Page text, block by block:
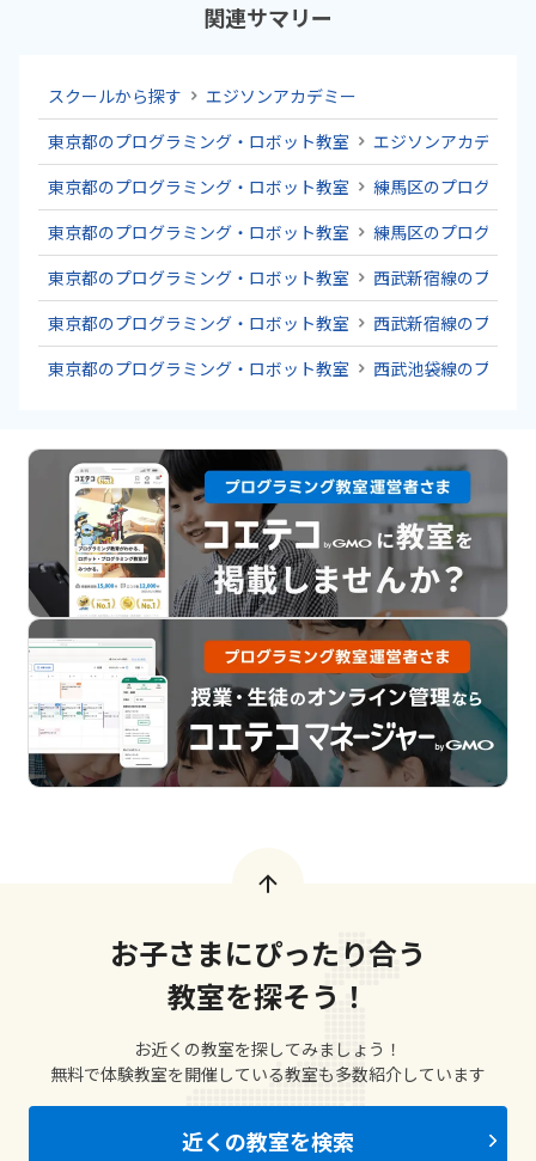
関連サマリー
スクールから探す
エジソンアカデミー
東京都のプログラミング・ロボット教室
エジソンアカデミー
東京都のプログラミング・ロボット教室
練馬区のプログラミ
東京都のプログラミング・ロボット教室
練馬区のプログラミ
東京都のプログラミング・ロボット教室
西武新宿線のプログ
東京都のプログラミング・ロボット教室
西武新宿線のプログ
東京都のプログラミング・ロボット教室
西武池袋線のプログ
お子さまにぴったり合う
教室を探そう！
お近くの教室を探してみましょう！
無料で体験教室を開催している教室も多数紹介しています
近くの教室を検索